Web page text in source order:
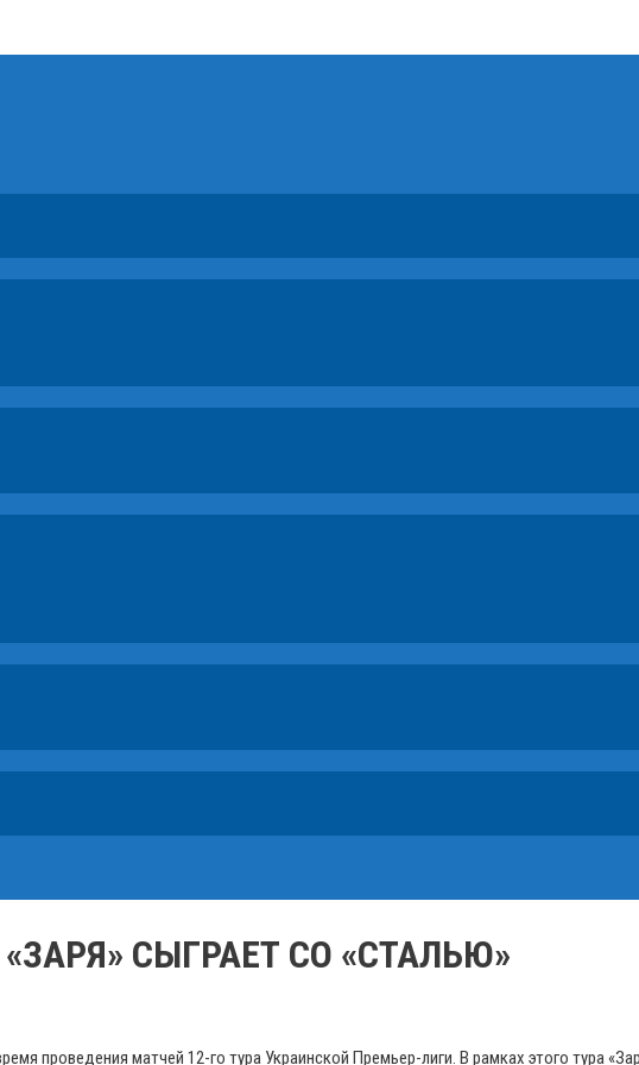
СЫГРАЕТ СО «СТАЛЬЮ»
проведения матчей 12-го тура Украинской Премьер-лиги. В рамках этого тура